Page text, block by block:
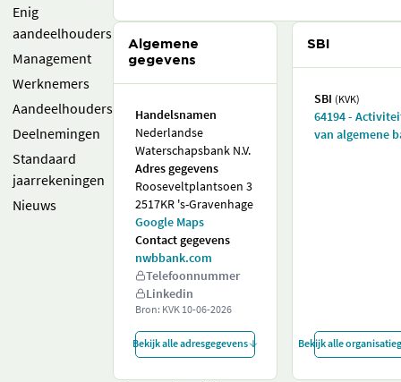
Enig
aandeelhouders
Management
Werknemers
Aandeelhouders
Deelnemingen
Standaard
jaarrekeningen
Nieuws
Algemene
gegevens
Handelsnamen
Nederlandse
Waterschapsbank N.V.
Adres gegevens
Rooseveltplantsoen 3
2517KR 's-Gravenhage
Google Maps
Contact gegevens
nwbbank.com
Telefoonnummer
Linkedin
Bron: KVK 10-06-2026
Bekijk alle adresgegevens
SBI
SBI (KVK)
64194 -
van algemene
Bekijk alle